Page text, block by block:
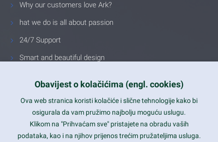
Why our customers love Ark?
hat we do is all about passion
24/7 Support
Smart and beautiful design
Latest trends and much more...
Obavijest o kolačićima (engl. cookies)
Ova web stranica koristi kolačiće i slične tehnologije kako bi
osigurala da vam pružimo najbolju moguću uslugu.
Klikom na "Prihvaćam sve" pristajete na obradu vaših
podataka, kao i na njihov prijenos trećim pružateljima usluga.